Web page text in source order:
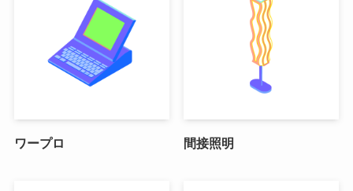
ワープロ 間接照明